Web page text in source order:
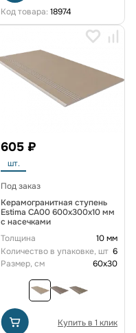
Код товара: 18974
605 ₽
шт.
Под заказ
Керамогранитная ступень
Estima CA00 600x300x10 мм
с насечками
Толщина
10 мм
Количество в упаковке, шт 6
Размер, см
60x30
Купить в 1 клик